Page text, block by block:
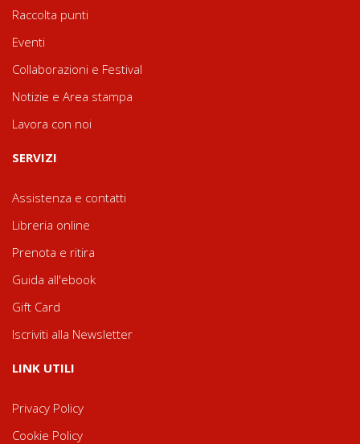
Raccolta punti
Eventi
Collaborazioni e Festival
Notizie e Area stampa
Lavora con noi
SERVIZI
Assistenza e contatti
Libreria online
Prenota e ritira
Guida all'ebook
Gift Card
Iscriviti alla Newsletter
LINK UTILI
Privacy Policy
Cookie Policy